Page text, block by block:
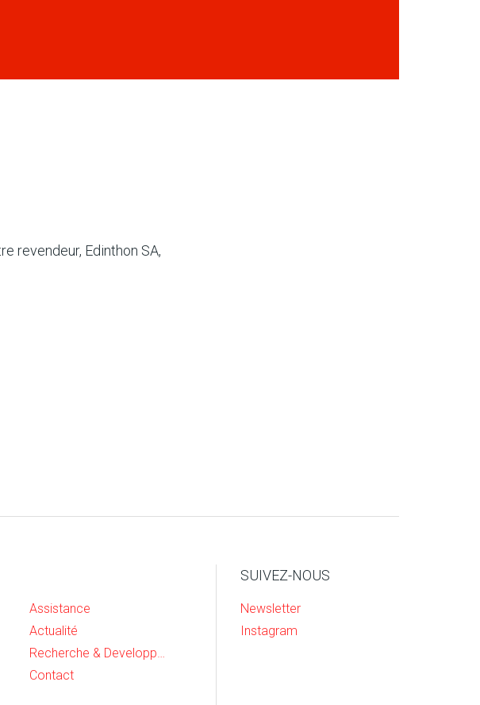
revendeur, Edinthon SA,
Assistance
Actualité
Recherche & Developpement
Contact
SUIVEZ-NOUS
Newsletter
Instagram